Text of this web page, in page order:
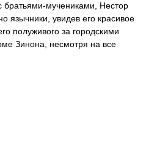
братьями-мучениками, Нестор
язычники, увидев его красивое
полуживого за городскими
Зинона, несмотря на все